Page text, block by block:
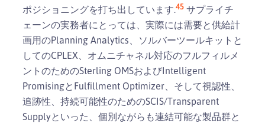
ポジショニングを打ち出しています.45 サプライチ
ェーンの実務者にとっては、実際には需要と供給計
画用のPlanning Analytics、ソルバーツールキットと
してのCPLEX、オムニチャネル対応のフルフィルメ
ントのためのSterling OMSおよびIntelligent
PromisingとFulfillment Optimizer、そして視認性、
追跡性、持続可能性のためのSCIS/Transparent
Supplyといった、個別ながらも連結可能な製品群と